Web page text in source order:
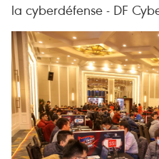
la cyberdéfense - DF